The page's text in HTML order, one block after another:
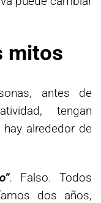
mitos
antes de
tengan
alrededor de
. Falso. Todos
dos años,